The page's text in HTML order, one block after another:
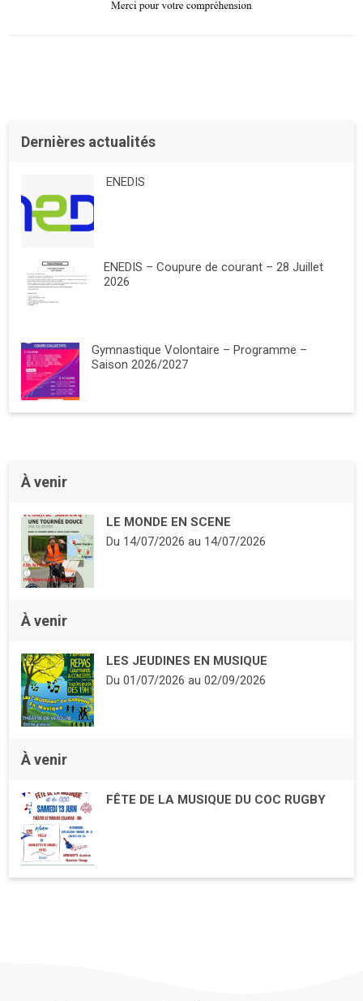
Dernières actualités
ENEDIS
ENEDIS – Coupure de courant – 28 Juillet
2026
Gymnastique Volontaire – Programme –
Saison 2026/2027
À venir
LE MONDE EN SCENE
Du 14/07/2026au 14/07/2026
À venir
LES JEUDINES EN MUSIQUE
Du 01/07/2026au 02/09/2026
À venir
FÊTE DE LA MUSIQUE DU COC RUGBY